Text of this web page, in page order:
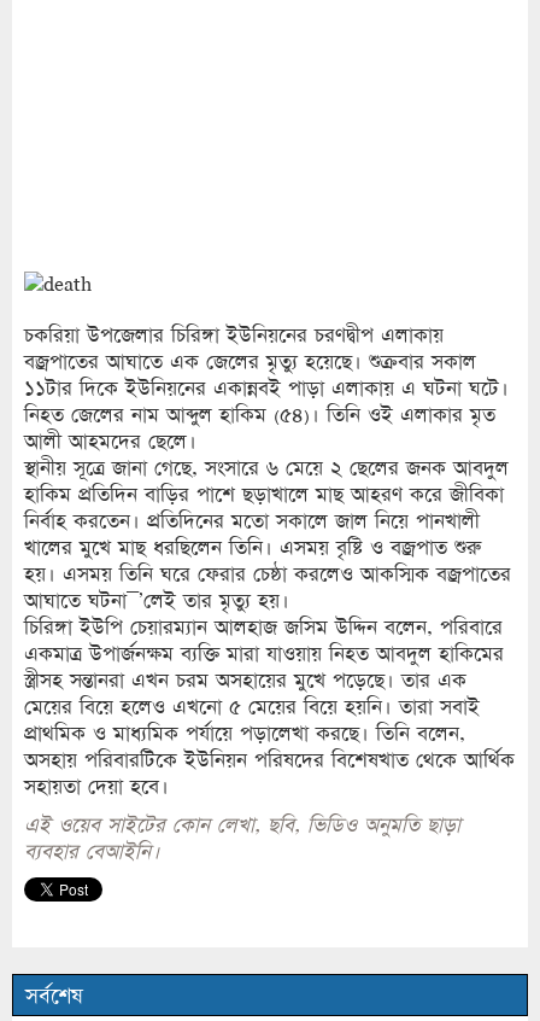
চকরিয়া উপজেলার চিরিঙ্গা ইউনিয়নের চরণদ্বীপ এলাকায়
বজ্রপাতের আঘাতে এক জেলের মৃত্যু হয়েছে। শুক্রবার সকাল
১১টার দিকে ইউনিয়নের একান্নবই পাড়া এলাকায় এ ঘটনা ঘটে।
নিহত জেলের নাম আব্দুল হাকিম (৫৪)। তিনি ওই এলাকার মৃত
আলী আহমদের ছেলে।
স্থানীয় সূত্রে জানা গেছে, সংসারে ৬ মেয়ে ২ ছেলের জনক আবদুল
হাকিম প্রতিদিন বাড়ির পাশে ছড়াখালে মাছ আহরণ করে জীবিকা
নির্বাহ করতেন। প্রতিদিনের মতো সকালে জাল নিয়ে পানখালী
খালের মুখে মাছ ধরছিলেন তিনি। এসময় বৃষ্টি ও বজ্রপাত শুরু
হয়। এসময় তিনি ঘরে ফেরার চেষ্ঠা করলেও আকস্মিক বজ্রপাতের
আঘাতে ঘটনা¯’লেই তার মৃত্যু হয়।
চিরিঙ্গা ইউপি চেয়ারম্যান আলহাজ জসিম উদ্দিন বলেন, পরিবারে
একমাত্র উপার্জনক্ষম ব্যক্তি মারা যাওয়ায় নিহত আবদুল হাকিমের
স্ত্রীসহ সন্তানরা এখন চরম অসহায়ের মুখে পড়েছে। তার এক
মেয়ের বিয়ে হলেও এখনো ৫ মেয়ের বিয়ে হয়নি। তারা সবাই
প্রাথমিক ও মাধ্যমিক পর্যায়ে পড়ালেখা করছে। তিনি বলেন,
অসহায় পরিবারটিকে ইউনিয়ন পরিষদের বিশেষখাত থেকে আর্থিক
সহায়তা দেয়া হবে।
এই ওয়েব সাইটের কোন লেখা, ছবি, ভিডিও অনুমতি ছাড়া
ব্যবহার বেআইনি।
সর্বশেষ